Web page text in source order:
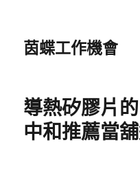
茵蝶工作機會
導熱矽膠片
中和推薦當